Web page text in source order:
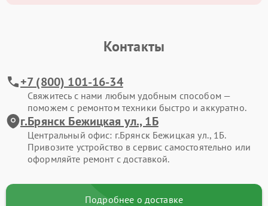
Контакты
+7 (800) 101-16-34
Свяжитесь с нами любым удобным способом —
поможем с ремонтом техники быстро и аккуратно.
г.Брянск Бежицкая ул., 1Б
Центральный офис: г.Брянск Бежицкая ул., 1Б.
Привозите устройство в сервис самостоятельно или
оформляйте ремонт с доставкой.
Подробнее о доставке